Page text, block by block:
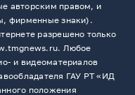
авторским правом, и
фирменные знаки).
разрешено только
Любое
и видеоматериалов
ГАУ РТ «ИД
положения